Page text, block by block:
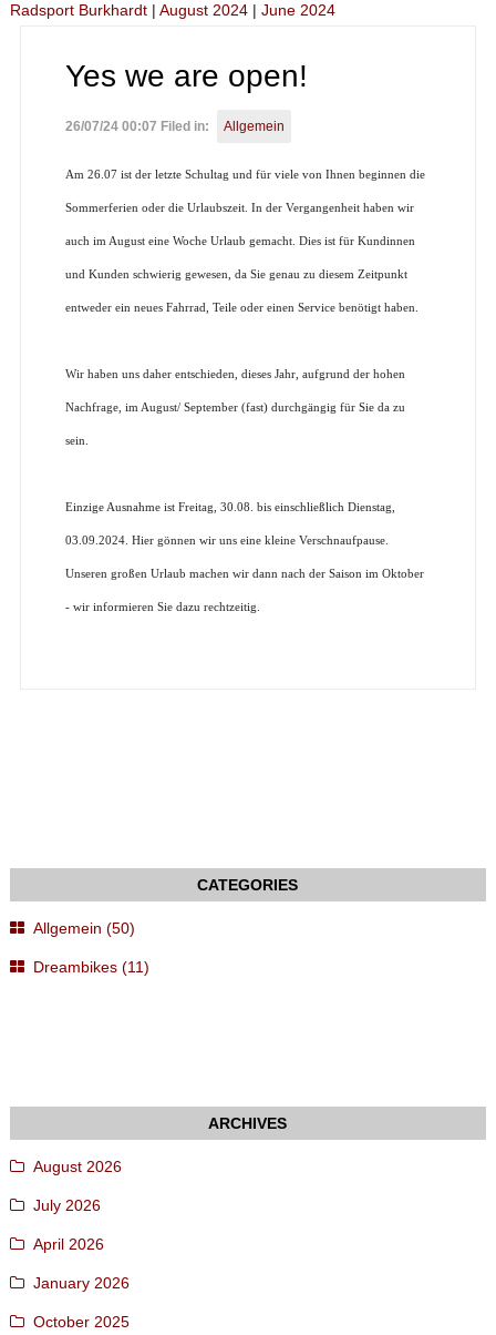
Radsport Burkhardt| August 2024| June 2024
Yes we are open!
26/07/24 00:07 Filed in: Allgemein
Am 26.07 ist der letzte Schultag und für viele von Ihnen beginnen die
Sommerferien oder die Urlaubszeit. In der Vergangenheit haben wir
auch im August eine Woche Urlaub gemacht. Dies ist für Kundinnen
und Kunden schwierig gewesen, da Sie genau zu diesem Zeitpunkt
entweder ein neues Fahrrad, Teile oder einen Service benötigt haben.
Wir haben uns daher entschieden, dieses Jahr, aufgrund der hohen
Nachfrage, im August/ September (fast) durchgängig für Sie da zu
sein.
Einzige Ausnahme ist Freitag, 30.08. bis einschließlich Dienstag,
03.09.2024. Hier gönnen wir uns eine kleine Verschnaufpause.
Unseren großen Urlaub machen wir dann nach der Saison im Oktober
- wir informieren Sie dazu rechtzeitig.
Allgemein (50)
Dreambikes (11)
August 2026
July 2026
April 2026
January 2026
October 2025